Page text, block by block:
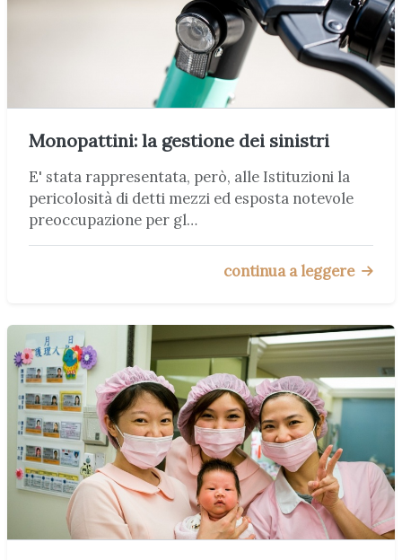
Monopattini: la gestione dei sinistri
E' stata rappresentata, però, alle Istituzioni la
pericolosità di detti mezzi ed esposta notevole
preoccupazione per gl…
continua a leggere